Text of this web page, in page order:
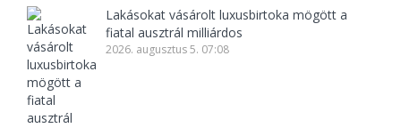
Lakásokat vásárolt luxusbirtoka mögött a
fiatal ausztrál milliárdos
2026. augusztus 5. 07:08